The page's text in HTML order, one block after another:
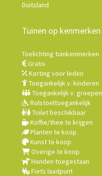
Duitsland
Tuinen op kenmerken
Toelichting tuinkenmerken
Gratis
Korting voor leden
Toegankelijk v. kinderen
Toegankelijk v. groepen
Rolstoeltoegankelijk
Toilet beschikbaar
Koffie/thee te krijgen
Planten te koop
Kunst te koop
Overige te koop
Honden toegestaan
Fiets laadpunt